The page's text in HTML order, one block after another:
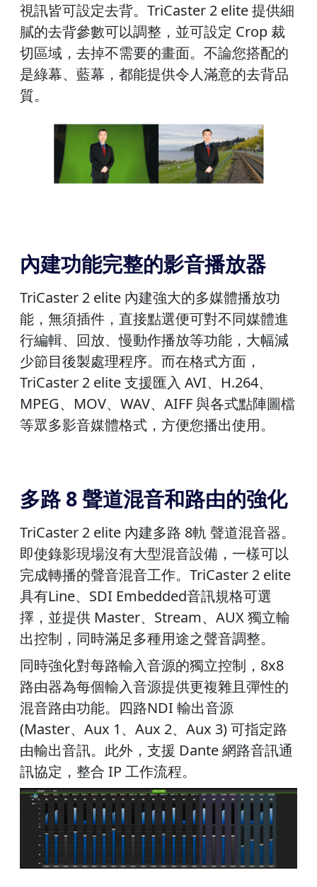
視訊皆可設定去背。TriCaster 2 elite 提供細
膩的去背參數可以調整，並可設定 Crop 裁
切區域，去掉不需要的畫面。不論您搭配的
是綠幕、藍幕，都能提供令人滿意的去背品
質。
內建功能完整的影音播放器
TriCaster 2 elite 內建強大的多媒體播放功
能，無須插件，直接點選便可對不同媒體進
行編輯、回放、慢動作播放等功能，大幅減
少節目後製處理程序。而在格式方面，
TriCaster 2 elite 支援匯入 AVI、H.264、
MPEG、MOV、WAV、AIFF 與各式點陣圖檔
等眾多影音媒體格式，方便您播出使用。
多路 8 聲道混音和路由的強化
TriCaster 2 elite 內建多路 8軌 聲道混音器。
即使錄影現場沒有大型混音設備，一樣可以
完成轉播的聲音混音工作。TriCaster 2 elite
具有Line、SDI Embedded音訊規格可選
擇，並提供 Master、Stream、AUX 獨立輸
出控制，同時滿足多種用途之聲音調整。
同時強化對每路輸入音源的獨立控制，8x8
路由器為每個輸入音源提供更複雜且彈性的
混音路由功能。四路NDI 輸出音源
(Master、Aux 1、Aux 2、Aux 3) 可指定路
由輸出音訊。此外，支援 Dante 網路音訊通
訊協定，整合 IP 工作流程。